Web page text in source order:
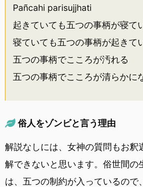
Pañcahi parisujjhati
起きていても五つの事柄が寝て
寝ていても五つの事柄が起きて
五つの事柄でこころが汚れる
五つの事柄でこころが清らかに
俗人をゾンビと言う理由
解説なしには、女神の質問もお釈
解できないと思います。俗世間の
は、五つの制約が入っているので